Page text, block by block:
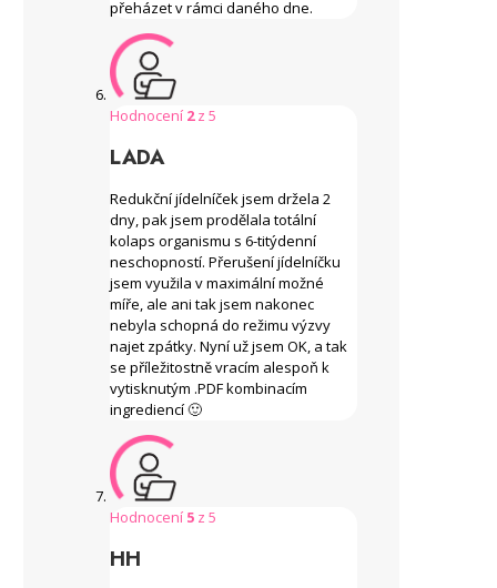
přeházet v rámci daného dne.
Hodnocení 2z 5
LADA
Redukční jídelníček jsem držela 2
dny, pak jsem prodělala totální
kolaps organismu s 6-titýdenní
neschopností. Přerušení jídelníčku
jsem využila v maximální možné
míře, ale ani tak jsem nakonec
nebyla schopná do režimu výzvy
najet zpátky. Nyní už jsem OK, a tak
se příležitostně vracím alespoň k
vytisknutým .PDF kombinacím
ingrediencí 🙂
Hodnocení 5 z 5
HH